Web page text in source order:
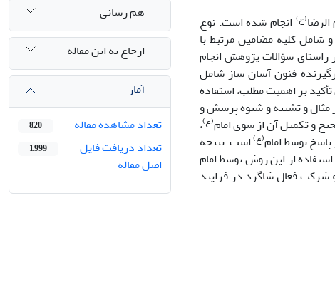
(ع) انجام شده است. نوع
کلیه مضامین مرتبط با
سؤالات پژوهش انجام
فنون آسان ساز شامل
بر اهمیت مطلب، استفاده
مثال و تشبیه و شیوه پرسش و
و تکمیل آن از سوی امام(ع)،
توسط امام(ع)است. نتیجه
از این روش توسط امام
فعال شاگرد در فرایند
هم رسانی
ارجاع به این مقاله
آمار
تعداد مشاهده مقاله
820
تعداد دریافت فایل
اصل مقاله
1,999